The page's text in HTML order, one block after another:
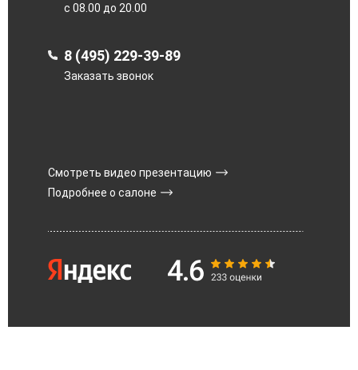
с 08.00 до 20.00
8 (495) 229-39-89
Заказать звонок
Смотреть видео презентацию
Подробнее о салоне